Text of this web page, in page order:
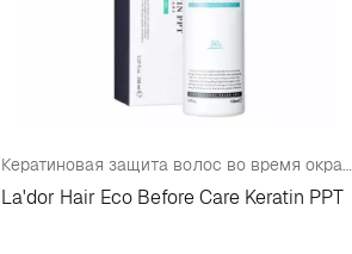
Кератиновая защита волос во время окрашивания
La'dor Hair Eco Before Care Keratin PPT